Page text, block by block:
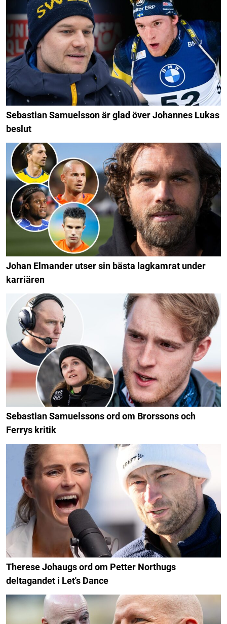
Sebastian Samuelsson är glad över Johannes Lukas
beslut
Johan Elmander utser sin bästa lagkamrat under
karriären
Sebastian Samuelssons ord om Brorssons och
Ferrys kritik
Therese Johaugs ord om Petter Northugs
deltagandet i Let's Dance